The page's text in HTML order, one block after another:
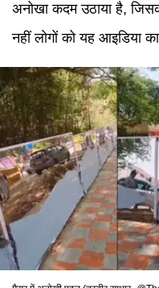
अनोखा कदम उठाया है,
नहीं लोगों को यह आइडिया